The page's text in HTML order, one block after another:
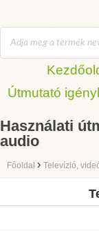
Útmutató
Használati
audio
Főoldal › Televízió,